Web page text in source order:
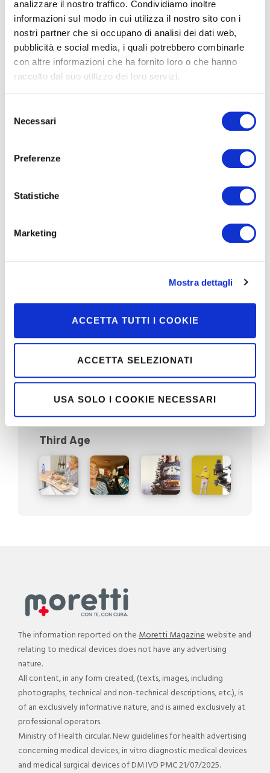
analizzare il nostro traffico. Condividiamo inoltre
informazioni sul modo in cui utilizza il nostro sito con i
nostri partner che si occupano di analisi dei dati web,
pubblicità e social media, i quali potrebbero combinarle
con altre informazioni che ha fornito loro o che hanno
raccolto dal suo utilizzo dei loro servizi.
delNecessari
Preferenze
Statistiche
Marketing
Mostra dettagli
ACCETTA TUTTI I COOKIE
ACCETTA SELEZIONATI
USA SOLO I COOKIE NECESSARI
Products
Social
The Pepitosa column
Third Age
The information reported on theMoretti Magazinewebsite and
relating to medical devices does not have any advertising
nature.
All content, in any form created, (texts, images, including
photographs, technical and non-technical descriptions, etc.), is
of an exclusively informative nature, and is aimed exclusively at
professional operators.
Ministry of Health circular. New guidelines for health advertising
concerning medical devices, in vitro diagnostic medical devices
and medical surgical devices of DM IVD PMC 21/07/2025.